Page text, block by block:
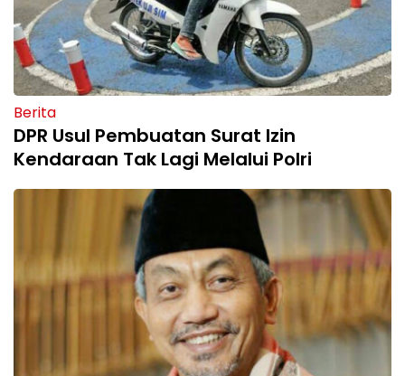
Berita
DPR Usul Pembuatan Surat Izin
Kendaraan Tak Lagi Melalui Polri